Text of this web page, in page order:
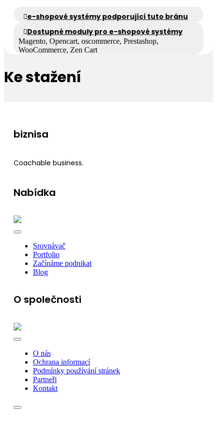
e-shopové systémy podporující tuto bránu
Dostupné moduly pro e-shopové systémy
Magento, Opencart, oscommerce, Prestashop,
WooCommerce, Zen Cart
Ke stažení
biznisa
Coachable business.
Nabídka
Srovnávač
Portfolio
Začínáme podnikat
Blog
O společnosti
O nás
Ochrana informací
Podmínky používání stránek
Partneři
Kontakt